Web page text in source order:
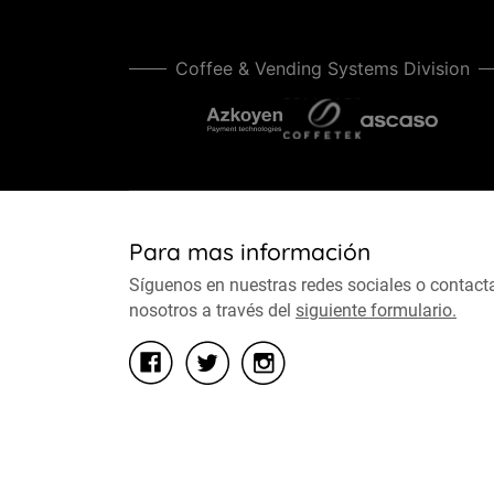
Coffee & Vending Systems Division
Para mas información
Síguenos en nuestras redes sociales o
nosotros a través del siguiente formulario.